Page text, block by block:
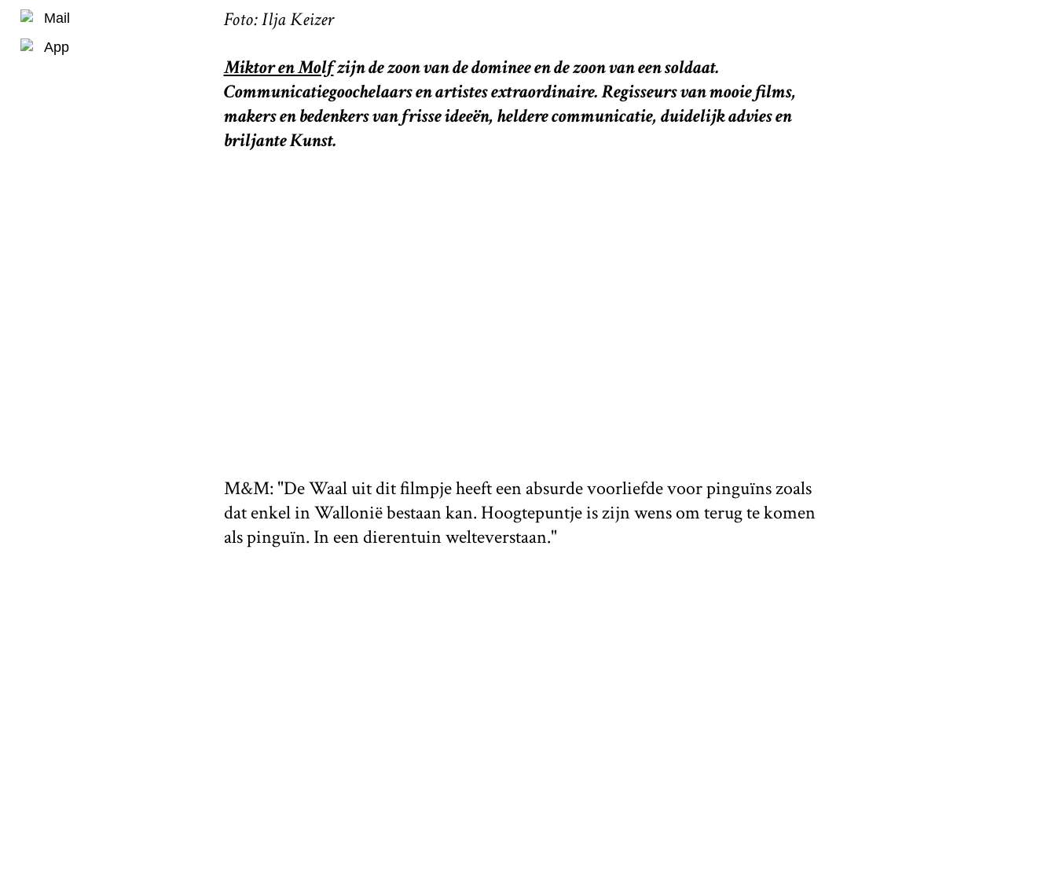
Foto: Ilja Keizer
Miktor en Molfzijn de zoon van de dominee en de zoon van een soldaat.
Communicatiegoochelaars en artistes extraordinaire. Regisseurs van mooie films,
makers en bedenkers van frisse ideeën, heldere communicatie, duidelijk advies en
briljante Kunst.
M&M: "De Waal uit dit filmpje heeft een absurde voorliefde voor pinguïns zoals
dat enkel in Wallonië bestaan kan. Hoogtepuntje is zijn wens om terug te komen
als pinguïn. In een dierentuin welteverstaan."
Mail
App